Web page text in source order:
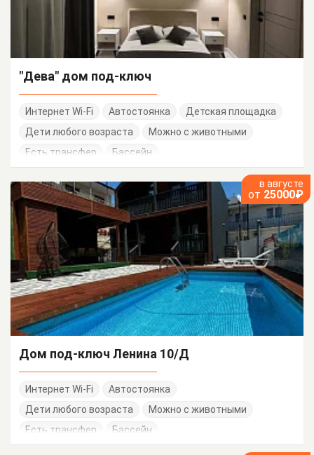
"Дева" дом под-ключ
Интернет Wi-Fi Автостоянка
Детская площадка
Дети любого возраста
Можно с животными
Есть трансфер
Бассейн
в августе
от 25000₽
Дом под-ключ Ленина 10/Д
Интернет Wi-Fi
Автостоянка
Дети любого возраста
Можно с животными
Есть трансфер
Бассейн